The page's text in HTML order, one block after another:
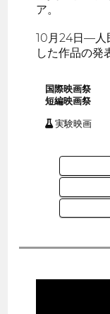
ア。
10月24日—人
した作品の発
国際映画祭
短編映画祭
実験映画